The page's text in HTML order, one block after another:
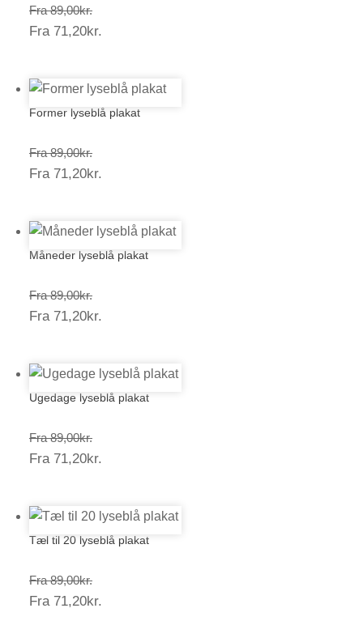
Fra 89,00kr.Prisinterval:
89,00kr.
Fra 71,20kr.
Former lyseblå plakat
Fra 89,00kr.Prisinterval:
89,00kr.
Fra 71,20kr.
Måneder lyseblå plakat
Fra 89,00kr.Prisinterval:
89,00kr.
Fra 71,20kr.
Ugedage lyseblå plakat
Fra 89,00kr.Prisinterval:
89,00kr.
Fra 71,20kr.
Tæl til 20 lyseblå plakat
Fra 89,00kr.Prisinterval:
89,00kr.
Fra 71,20kr.